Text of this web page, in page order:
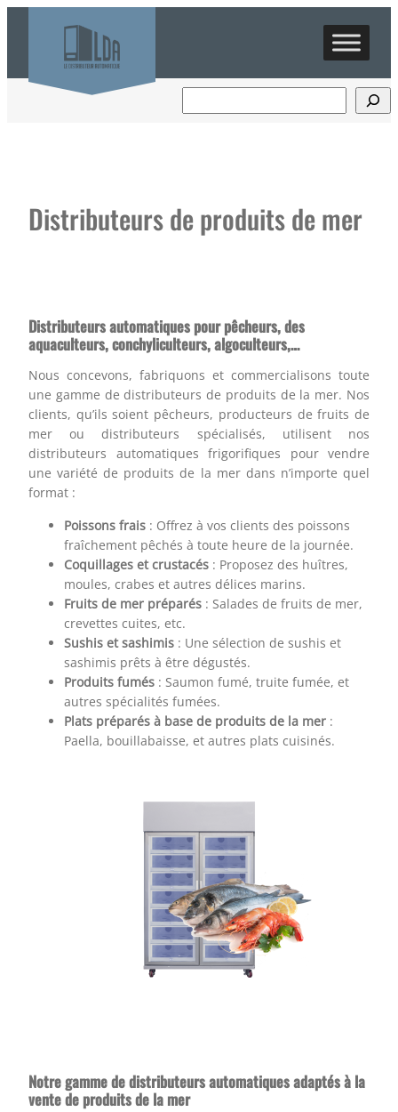
Distributeurs de produits de mer
Distributeurs automatiques pour pêcheurs, des
aquaculteurs, conchyliculteurs, algoculteurs,…
Nous concevons, fabriquons et commercialisons toute
une gamme de distributeurs de produits de la mer. Nos
clients, qu’ils soient pêcheurs, producteurs de fruits de
mer ou distributeurs spécialisés, utilisent nos
distributeurs automatiques frigorifiques pour vendre
une variété de produits de la mer dans n’importe quel
format :
Poissons frais : Offrez à vos clients des poissons
fraîchement pêchés à toute heure de la journée.
Coquillages et crustacés : Proposez des huîtres,
moules, crabes et autres délices marins.
Fruits de mer préparés : Salades de fruits de mer,
crevettes cuites, etc.
Sushis et sashimis : Une sélection de sushis et
sashimis prêts à être dégustés.
Produits fumés : Saumon fumé, truite fumée, et
autres spécialités fumées.
Plats préparés à base de produits de la mer :
Paella, bouillabaisse, et autres plats cuisinés.
Notre gamme de distributeurs automatiques adaptés à la
vente de produits de la mer